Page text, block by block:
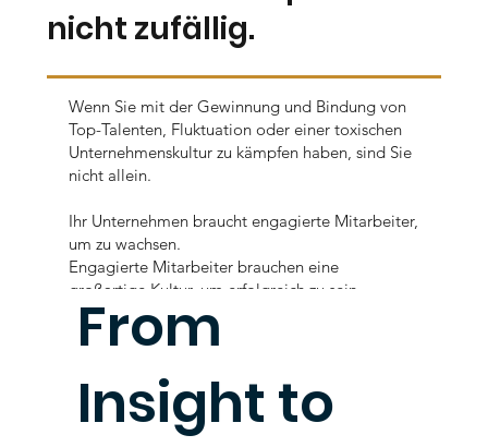
nicht zufällig.
Wenn Sie mit der Gewinnung und Bindung von
Top-Talenten, Fluktuation oder einer toxischen
Unternehmenskultur zu kämpfen haben, sind Sie
nicht allein.
Ihr Unternehmen braucht engagierte Mitarbeiter,
um zu wachsen.
Engagierte Mitarbeiter brauchen eine
großartige Kultur, um erfolgreich zu sein.
Jetzt anfangen
From
Insight to